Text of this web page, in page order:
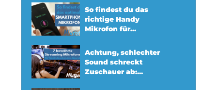
So findest du das
richtige Handy
Mikrofon für...
Achtung, schlechter
Sound schreckt
Zuschauer ab:...